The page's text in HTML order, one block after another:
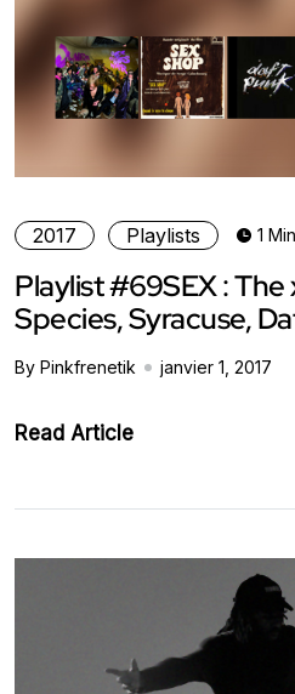
2017 Playlists 1
Playlist #69SEX : The
Species, Syracuse,
By Pinkfrenetik janvier 1, 2017
Read Article